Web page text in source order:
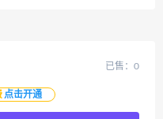
点击开通
已售：0